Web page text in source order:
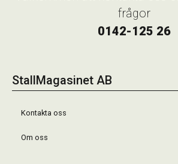
frågor
0142-125 26
StallMagasinet AB
Kontakta oss
Om oss